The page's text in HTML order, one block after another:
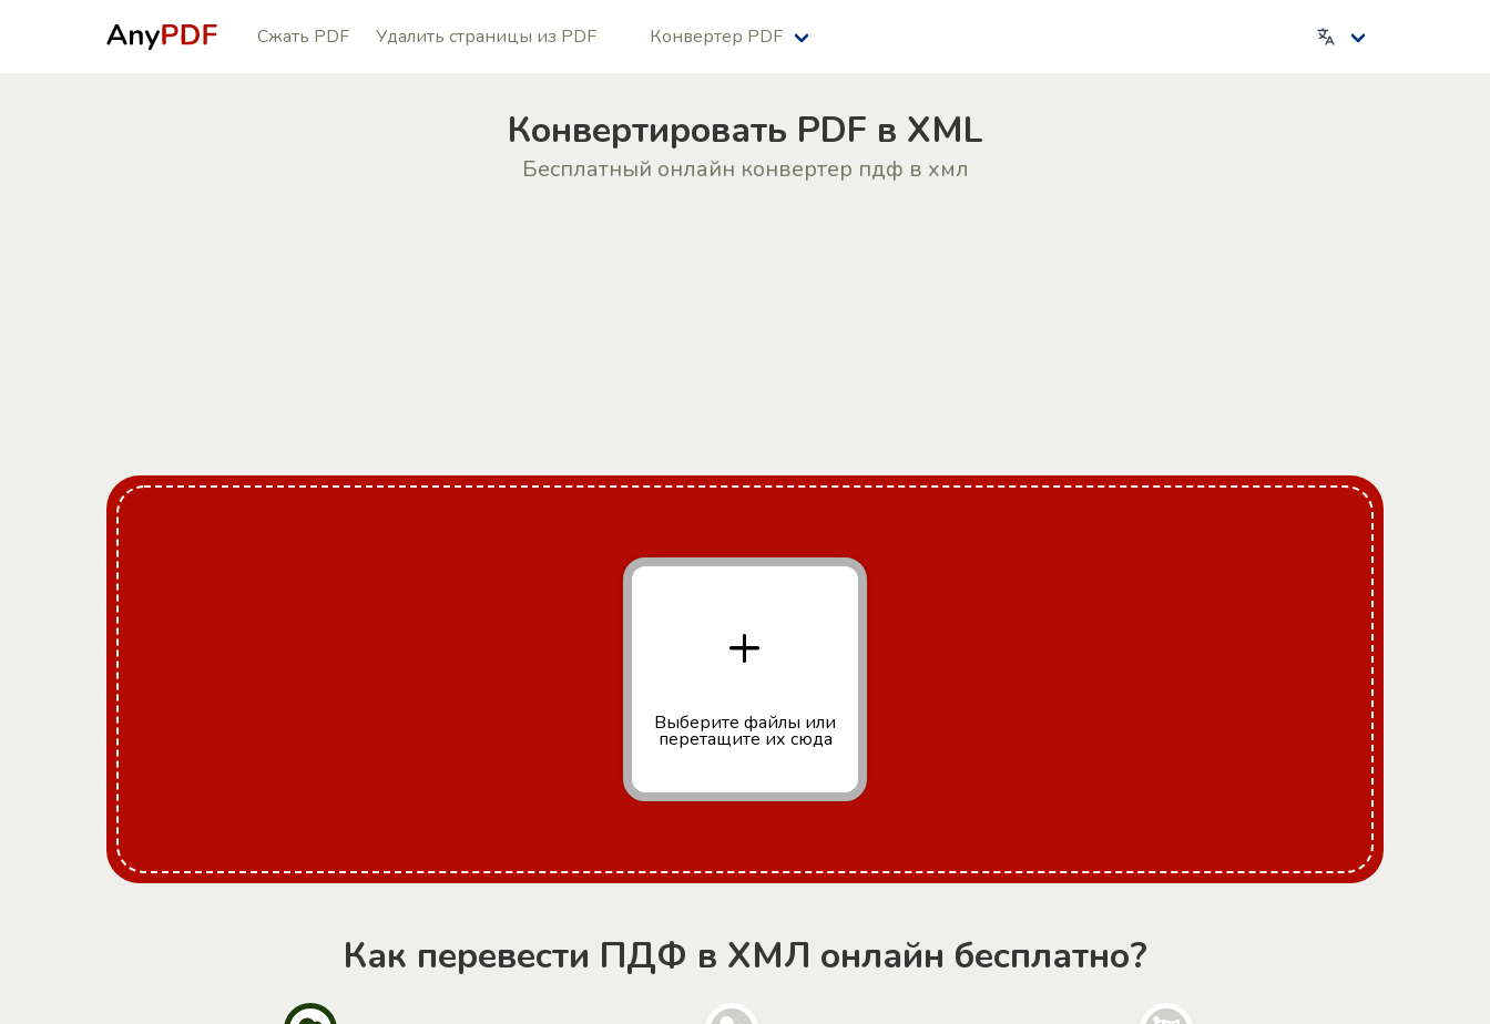
Сжать PDF Удалить страницы из PDF Конвертер PDF
Конвертировать PDF в XML
Бесплатный онлайн конвертер пдф в xмл
+
Выберите файлы или
перетащите их сюда
Как перевести ПДФ в XМЛ онлайн бесплатно?